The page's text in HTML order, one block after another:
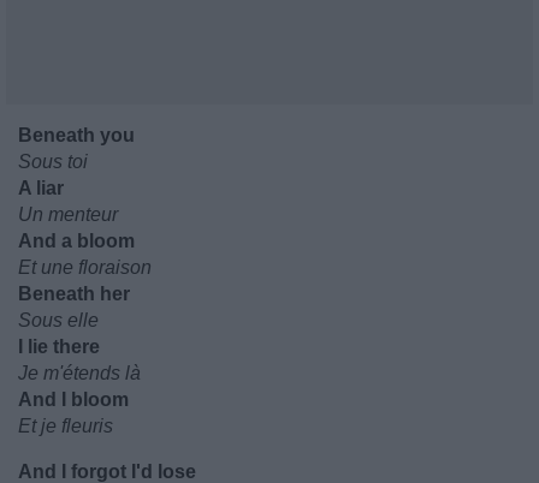
Beneath you
Sous toi
A liar
Un menteur
And a bloom
Et une floraison
Beneath her
Sous elle
I lie there
Je m'étends là
And I bloom
Et je fleuris
And I forgot I'd lose